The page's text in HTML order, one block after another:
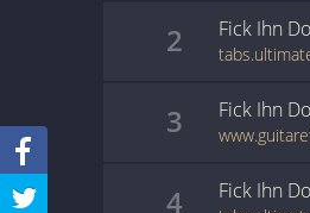
2 Fick Ihn
3 Fick Ihn
4 Fick Ihn